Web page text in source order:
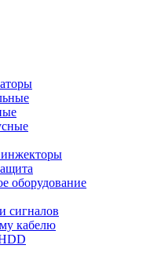
оборудование
сигналов
кабелю